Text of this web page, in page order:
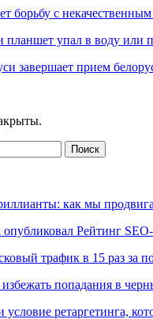
борьбу с
планшет упал в воду или
завершает прием
как мы
опубликовал Рейтинг
трафик в 15 раз за
попадания в
условие ретаргетинга,